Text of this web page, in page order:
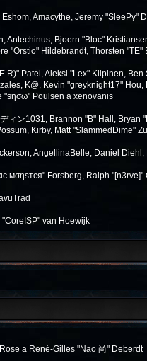
Amacythe, Jeremy "SleePy"
Antechinus, Bjoern "Bloc"
"Orstio" Hildebrandt, Thorsten
Patel, Aleksi "Lex" Kilpinen,
K@, Kevin "greyknight17"
"sησω" Poulsen a xenovanis
ィン1031, Brannon "B" Hall, Bryan
Kirby, Matt "SlammedDime"
AngellinaBelle, Daniel
мσηѕтєя" Forsberg, Ralph
van Hoewijk
a René-Gilles "Nao 尚" Deberdt